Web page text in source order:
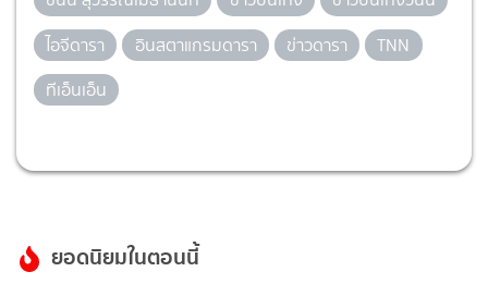
ไอจีดารา
อินสตาแกรมดารา ข่าวดารา
TNN
ทีเอ็นเอ็น
ยอดนิยมในตอนนี้